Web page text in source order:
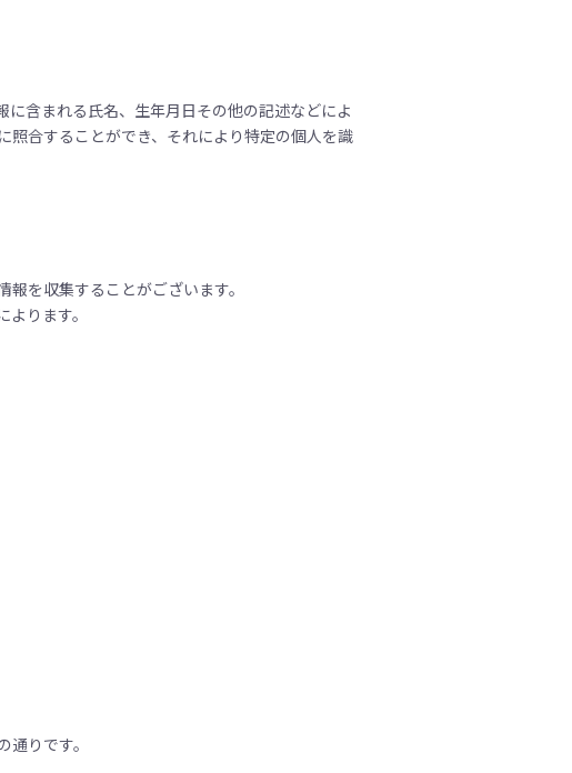
に含まれる氏名、生年月日その他の記述などによ
照合することができ、それにより特定の個人を識
を収集することがございます。
ります。
りです。